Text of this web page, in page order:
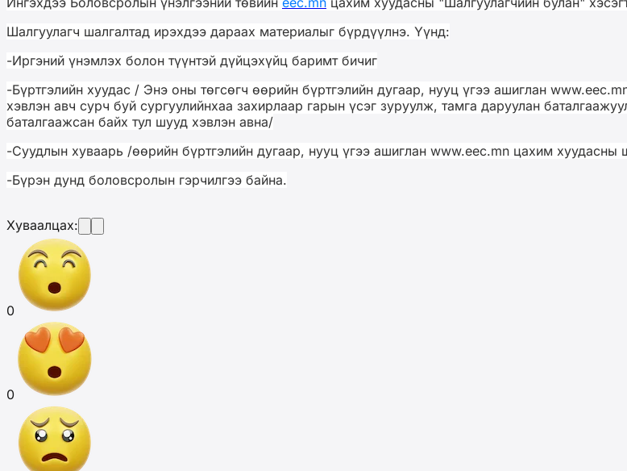
Шалгуулагч шалгалтад ирэхдээ дараах материалыг бүрдүүлнэ. Үүнд:
-Иргэний үнэмлэх болон түүнтэй дүйцэхүйц баримт бичиг
-Бүртгэлийн хуудас / Энэ оны төгсөгч өөрийн бүртгэлийн дугаар, нууц үгээ ашиглан
хэвлэн авч сурч буй сургуулийнхаа захирлаар гарын үсэг зуруулж, тамга даруулан
баталгаажсан байх тул шууд хэвлэн авна/
-Суудлын хуваарь /өөрийн бүртгэлийн дугаар, нууц үгээ ашиглан www.eec.mn цахим хуудасны
-Бүрэн дунд боловсролын гэрчилгээ байна.
Хуваалцах:
0
0